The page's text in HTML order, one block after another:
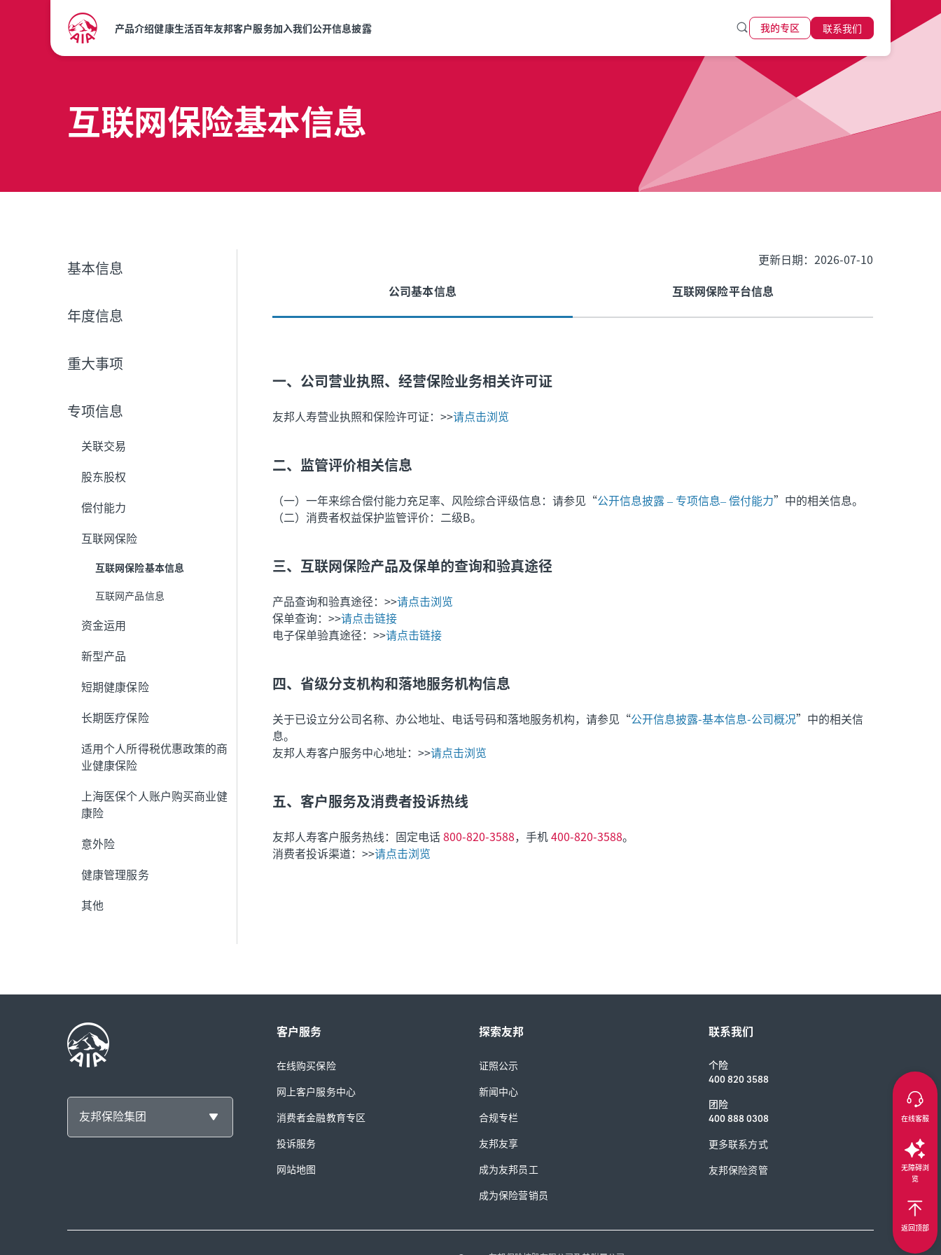
产品介绍健康生活百年友邦客户服务加入我们公开信息披露 我的专区 联系我们
互联网保险基本信息
基本信息
年度信息
重大事项
专项信息
关联交易
股东股权
偿付能力
互联网保险
互联网保险基本信息
互联网产品信息
资金运用
新型产品
短期健康保险
长期医疗保险
适用个人所得税优惠政策的商
业健康保险
上海医保个人账户购买商业健
康险
意外险
健康管理服务
其他
更新日期：2026-07-10
公司基本信息 互联网保险平台信息
一、公司营业执照、经营保险业务相关许可证
友邦人寿营业执照和保险许可证：>>请点击浏览
二、监管评价相关信息
（一）一年来综合偿付能力充足率、风险综合评级信息：请参见“公开信息披露 – 专项信息– 偿付能力”中的相关信息。
（二）消费者权益保护监管评价：二级B。
三、互联网保险产品及保单的查询和验真途径
产品查询和验真途径：>>请点击浏览
保单查询：>>请点击链接
电子保单验真途径：>>请点击链接
四、省级分支机构和落地服务机构信息
关于已设立分公司名称、办公地址、电话号码和落地服务机构，请参见“公开信息披露-基本信息-公司概况”中的相关信
息。
友邦人寿客户服务中心地址：>>请点击浏览
五、客户服务及消费者投诉热线
友邦人寿客户服务热线：固定电话800-820-3588，手机400-820-3588。
消费者投诉渠道：>>请点击浏览
友邦保险集团
客户服务
在线购买保险
网上客户服务中心
消费者金融教育专区
投诉服务
网站地图
探索友邦
证照公示
新闻中心
合规专栏
友邦友享
成为友邦员工
成为保险营销员
联系我们
个险
400 820 3588
团险
400 888 0308
更多联系方式
友邦保险资管
在线客服
无障碍浏
览
返回顶部